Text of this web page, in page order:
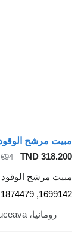
TND
€94
≈ $108.60
مرشح الوقود
1699142,
رومانيا، Suceava